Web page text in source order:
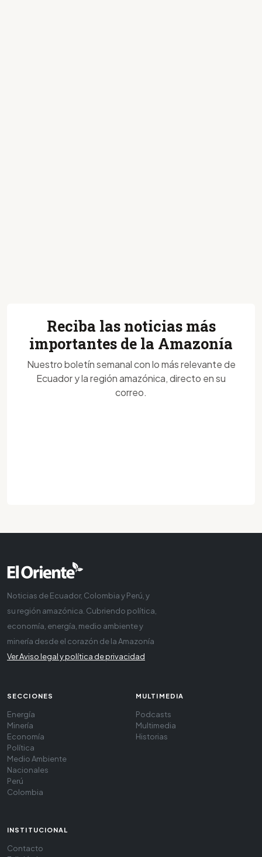
Reciba las noticias más
importantes de la Amazonía
Nuestro boletín semanal con lo más relevante de
Ecuador y la región amazónica, directo en su
correo.
Noticias de Ecuador, Colombia y Perú, y
su región amazónica. Cubriendo política,
economía, energía, medio ambiente y
minería desde el corazón de la Amazonía
Ver Aviso legal y política de privacidad
SECCIONES
Energía
Minería
Economía
Política
Medio Ambiente
Nacionales
Perú
Colombia
MULTIMEDIA
Podcasts
Multimedia
Historias
INSTITUCIONAL
Contacto